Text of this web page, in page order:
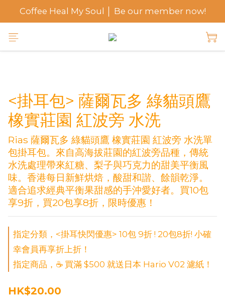
Coffee Heal My Soul │ Be our member now!
<掛耳包> 薩爾瓦多 綠貓頭鷹
橡實莊園 紅波旁 水洗
Rias 薩爾瓦多 綠貓頭鷹 橡實莊園 紅波旁 水洗單
包掛耳包。來自高海拔莊園的紅波旁品種，傳統
水洗處理帶來紅糖、梨子與巧克力的甜美平衡風
味。香港每日新鮮烘焙，酸甜和諧、餘韻乾淨。
適合追求經典平衡果甜感的手沖愛好者。買10包
享9折，買20包享8折，限時優惠！
指定分類，<掛耳快閃優惠> 10包 9折 ! 20包8折! 小確
幸會員再享折上折！
指定商品，☕ 買滿 $500 就送日本 Hario V02 濾紙！
HK$20.00